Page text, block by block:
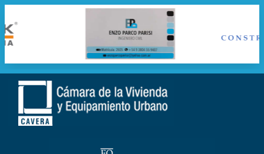
Saltar
contenido
cavera